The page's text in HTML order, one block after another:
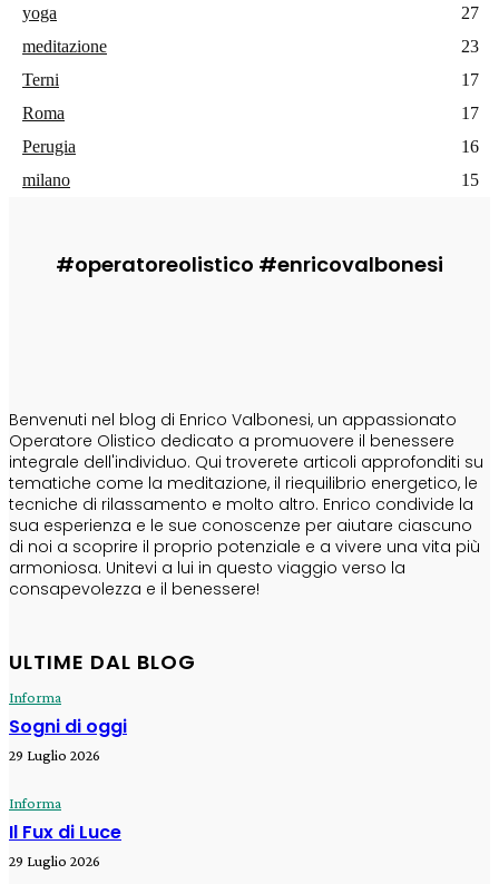
yoga
27
meditazione
23
Terni
17
Roma
17
Perugia
16
milano
15
#operatoreolistico #enricovalbonesi
Benvenuti nel blog di Enrico Valbonesi, un appassionato
Operatore Olistico dedicato a promuovere il benessere
integrale dell'individuo. Qui troverete articoli approfonditi su
tematiche come la meditazione, il riequilibrio energetico, le
tecniche di rilassamento e molto altro. Enrico condivide la
sua esperienza e le sue conoscenze per aiutare ciascuno
di noi a scoprire il proprio potenziale e a vivere una vita più
armoniosa. Unitevi a lui in questo viaggio verso la
consapevolezza e il benessere!
ULTIME DAL BLOG
Informa
Sogni di oggi
29 Luglio 2026
Informa
Il Fux di Luce
29 Luglio 2026